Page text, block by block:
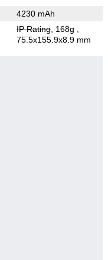
4230 mAh
IP Rating, 168g
75.5x155.9x8.9 mm